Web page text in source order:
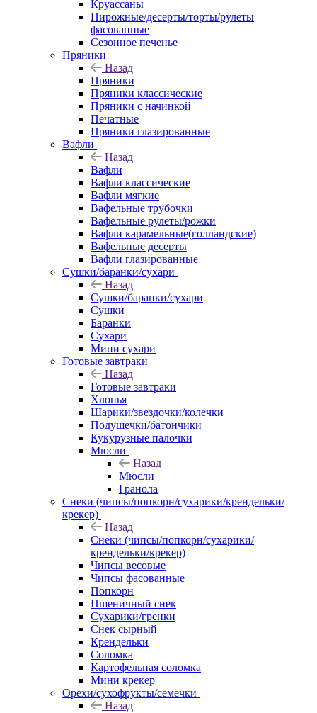
Круассаны
Пирожные/десерты/торты/рулеты
фасованные
Сезонное печенье
Пряники
Назад
Пряники
Пряники классические
Пряники с начинкой
Печатные
Пряники глазированные
Вафли
Назад
Вафли
Вафли классические
Вафли мягкие
Вафельные трубочки
Вафельные рулеты/рожки
Вафли карамельные(голландские)
Вафельные десерты
Вафли глазированные
Сушки/баранки/сухари
Назад
Сушки/баранки/сухари
Сушки
Баранки
Сухари
Мини сухари
Готовые завтраки
Назад
Готовые завтраки
Хлопья
Шарики/звездочки/колечки
Подушечки/батончики
Кукурузные палочки
Мюсли
Назад
Мюсли
Гранола
Снеки (чипсы/попкорн/сухарики/крендельки/
крекер)
Назад
Снеки (чипсы/попкорн/сухарики/
крендельки/крекер)
Чипсы весовые
Чипсы фасованные
Попкорн
Пшеничный снек
Сухарики/гренки
Снек сырный
Крендельки
Соломка
Картофельная соломка
Мини крекер
Орехи/сухофрукты/семечки
Назад